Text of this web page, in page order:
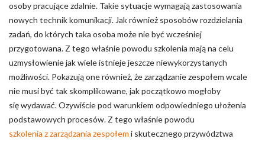
osoby pracujące zdalnie. Takie sytuacje wymagają zastosowania
nowych technik komunikacji. Jak również sposobów rozdzielania
zadań, do których taka osoba może nie być wcześniej
przygotowana. Z tego właśnie powodu szkolenia mają na celu
uzmysłowienie jak wiele istnieje jeszcze niewykorzystanych
możliwości. Pokazują one również, że zarządzanie zespołem wcale
nie musi być tak skomplikowane, jak początkowo mogłoby
się wydawać. Ozywiście pod warunkiem odpowiedniego ułożenia
podstawowych procesów. Z tego właśnie powodu
szkolenia z zarządzania zespołem i skutecznego przywództwa